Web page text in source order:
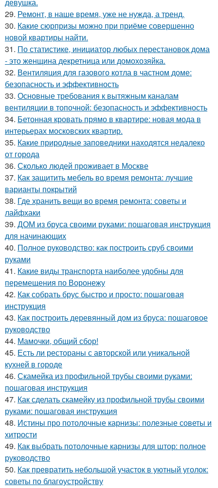
29. Ремонт, в наше время, уже не нужда, а тренд.
30. Какие сюрпризы можно при приёме совершенно
новой квартиры найти.
31. По статистике, инициатор любых перестановок дома
- это женщина декретница или домохозяйка.
32. Вентиляция для газового котла в частном доме:
безопасность и эффективность
33. Основные требования к вытяжным каналам
вентиляции в топочной: безопасность и эффективность
34. Бетонная кровать прямо в квартире: новая мода в
интерьерах московских квартир.
35. Какие природные заповедники находятся недалеко
от города
36. Сколько людей проживает в Москве
37. Как защитить мебель во время ремонта: лучшие
варианты покрытий
38. Где хранить вещи во время ремонта: советы и
лайфхаки
39. ДОМ из бруса своими руками: пошаговая инструкция
для начинающих
40. Полное руководство: как построить сруб своими
руками
41. Какие виды транспорта наиболее удобны для
перемещения по Воронежу
42. Как собрать брус быстро и просто: пошаговая
инструкция
43. Как построить деревянный дом из бруса: пошаговое
руководство
44. Мамочки, общий сбор!
45. Есть ли рестораны с авторской или уникальной
кухней в городе
46. Скамейка из профильной трубы своими руками:
пошаговая инструкция
47. Как сделать скамейку из профильной трубы своими
руками: пошаговая инструкция
48. Истины про потолочные карнизы: полезные советы и
хитрости
49. Как выбрать потолочные карнизы для штор: полное
руководство
50. Как превратить небольшой участок в уютный уголок:
советы по благоустройству